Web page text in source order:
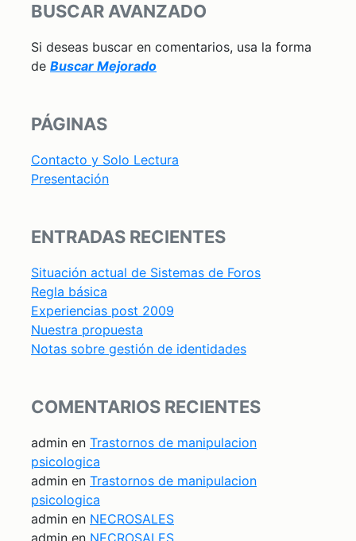
BUSCAR AVANZADO
Si deseas buscar en comentarios, usa la forma
de Buscar Mejorado
PÁGINAS
Contacto y Solo Lectura
Presentación
ENTRADAS RECIENTES
Situación actual de Sistemas de Foros
Regla básica
Experiencias post 2009
Nuestra propuesta
Notas sobre gestión de identidades
COMENTARIOS RECIENTES
admin en Trastornos de manipulacion
psicologica
admin en Trastornos de manipulacion
psicologica
admin en NECROSALES